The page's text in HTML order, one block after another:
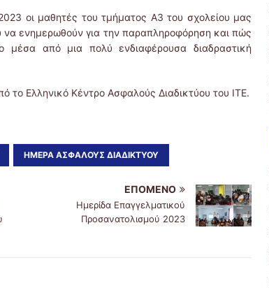
οι μαθητές του τμήματος Α3 του σχολείου μας
να ενημερωθούν για την παραπληροφόρηση και πώς
μέσα από μια πολύ ενδιαφέρουσα διαδραστική
το Ελληνικό Κέντρο Ασφαλούς Διαδικτύου του ΙΤΕ.
ΗΜΈΡΑ ΑΣΦΑΛΟΎΣ ΔΙΑΔΙΚΤΎΟΥ
ΕΠΌΜΕΝΟ
Ημερίδα Επαγγελματικού
Προσανατολισμού 2023